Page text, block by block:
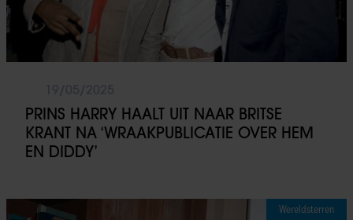
gaat akkoord met onze cookies als u onze website blijft
gebruiken.
PRINS HARRY HAALT UIT NAAR BRITSE
KRANT NA ‘WRAAKPUBLICATIE OVER HEM
EN DIDDY’
Wereldsterren